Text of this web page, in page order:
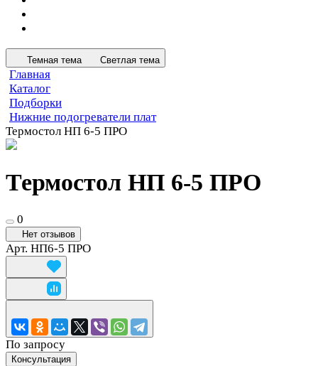
Темная тема Светлая тема
Главная
Каталог
Подборки
Нижние подогреватели плат
Термостол НП 6-5 ПРО
Термостол НП 6-5 ПРО
0
Нет отзывов
Арт. НП6-5 ПРО
По запросу
Консультация